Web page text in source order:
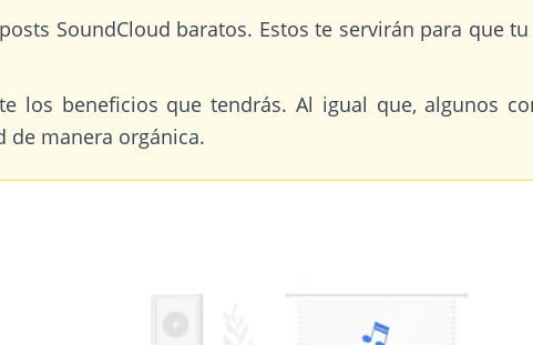
SoundCloud baratos. Estos te servirán para que
los beneficios que tendrás. Al igual que, algunos
de manera orgánica.